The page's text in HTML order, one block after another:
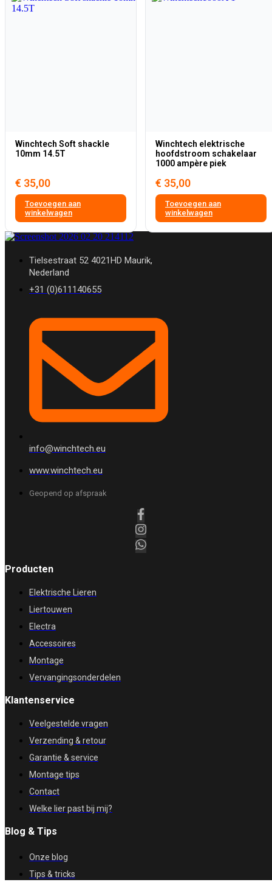
Winchtech Soft shackle
10mm 14.5T
€ 35,00
Toevoegen aan
winkelwagen
Winchtech elektrische
hoofdstroom schakelaar
1000 ampère piek
€ 35,00
Toevoegen aan
winkelwagen
Tielsestraat 52 4021HD Maurik,
Nederland
+31 (0)611140655
info@winchtech.eu
www.winchtech.eu
Geopend op afspraak
Producten
Elektrische Lieren
Liertouwen
Electra
Accessoires
Montage
Vervangingsonderdelen
Klantenservice
Veelgestelde vragen
Verzending & retour
Garantie & service
Montage tips
Contact
Welke lier past bij mij?
Blog & Tips
Onze blog
Tips & tricks